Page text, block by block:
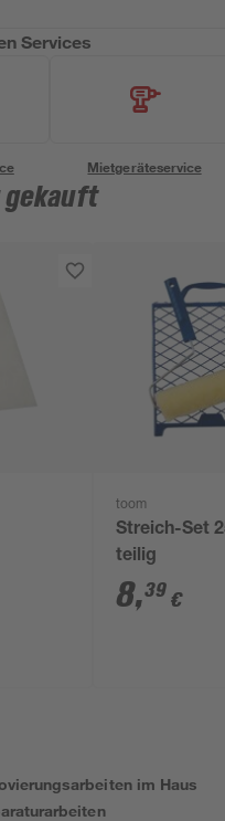
Services
Mietgeräteservice
gekauft
5 m
toom
Streich-Set
teilig
8,39 €
im Haus